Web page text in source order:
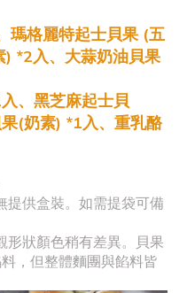
瑪格麗特起士貝果 (五
) *2入、 大蒜奶油貝果
入、 黑芝麻起士貝
(奶素) *1入、 重乳酪
供盒裝。如需提袋可備
狀顏色稍有差異。貝果
，但整體麵團與餡料皆